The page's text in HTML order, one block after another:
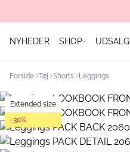
NYHEDER SHOP UDSALG
Forside Tøj Shorts Leggings
Extended size
-30%